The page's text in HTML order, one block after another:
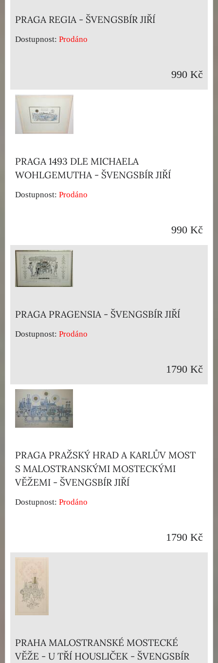
PRAGA REGIA - ŠVENGSBÍR JIŘÍ
Dostupnost: Prodáno
990 Kč
PRAGA 1493 DLE MICHAELA
WOHLGEMUTHA - ŠVENGSBÍR JIŘÍ
Dostupnost: Prodáno
990 Kč
PRAGA PRAGENSIA - ŠVENGSBÍR JIŘÍ
Dostupnost: Prodáno
1790 Kč
PRAGA PRAŽSKÝ HRAD A KARLŮV MOST
S MALOSTRANSKÝMI MOSTECKÝMI
VĚŽEMI - ŠVENGSBÍR JIŘÍ
Dostupnost: Prodáno
1790 Kč
PRAHA MALOSTRANSKÉ MOSTECKÉ
VĚŽE - U TŘÍ HOUSLIČEK - ŠVENGSBÍR